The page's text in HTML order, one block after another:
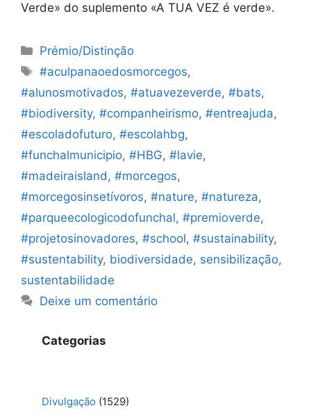
Verde» do suplemento «A TUA VEZ é verde».
Categorias
Prémio/Distinção
Etiquetas
#aculpanaoedosmorcegos,
#alunosmotivados, #atuavezeverde, #bats,
#biodiversity, #companheirismo, #entreajuda,
#escoladofuturo, #escolahbg,
#funchalmunicipio, #HBG, #lavie,
#madeiraisland, #morcegos,
#morcegosinsetívoros, #nature, #natureza,
#parqueecologicodofunchal, #premioverde,
#projetosinovadores, #school, #sustainability,
#sustentability, biodiversidade, sensibilização,
sustentabilidade
Deixe um comentário
Categorias
Divulgação (1529)